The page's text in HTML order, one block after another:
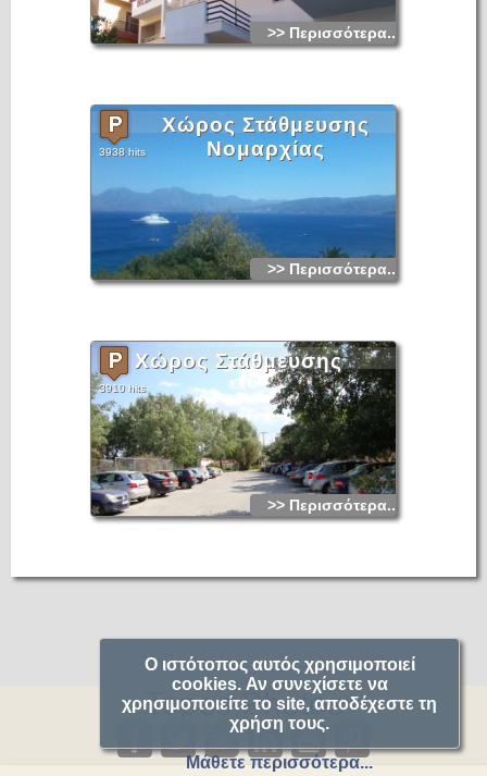
>> Περισσότερα...
Χώρος Στάθμευσης
Νομαρχίας
3938 hits
>> Περισσότερα...
Χώρος Στάθμευσης
3910 hits
>> Περισσότερα...
Topos.Photos
Ο ιστότοπος αυτός χρησιμοποιεί
cookies. Αν συνεχίσετε να
χρησιμοποιείτε το site, αποδέχεστε τη
χρήση τους.
Μάθετε περισσότερα...